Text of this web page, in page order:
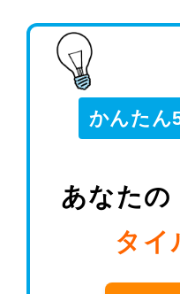
かんたん
あなたの
タイ